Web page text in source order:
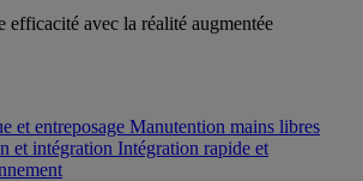
efficacité avec la réalité augmentée
et entreposage Manutention mains libres
et intégration Intégration rapide et